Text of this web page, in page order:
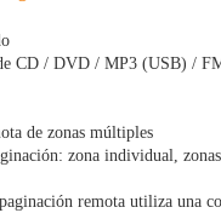
CD / DVD / MP3 (USB) /
de zonas múltiples
zona individual,
remota utiliza una